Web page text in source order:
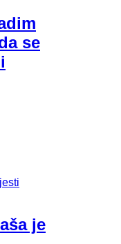
se
je